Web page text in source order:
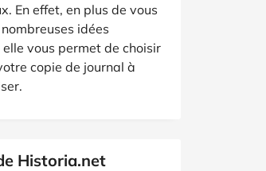
En effet, en plus de vous
idées
vous permet de choisir
copie de journal à
Historia.net